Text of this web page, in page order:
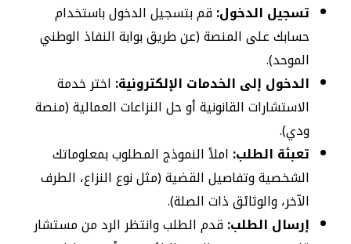
تسجيل الدخول:قم بتسجيل الدخول باستخدام
حسابك على المنصة (عن طريق بوابة النفاذ الوطني
الموحد).
الدخول إلى الخدمات الإلكترونية: اختر خدمة
الاستشارات القانونية أو حل النزاعات العمالية (منصة
ودي).
تعبئة الطلب: املأ النموذج المطلوب بمعلوماتك
الشخصية وتفاصيل القضية (مثل نوع النزاع، الطرف
الآخر، والوثائق ذات الصلة).
إرسال الطلب:قدم الطلب وانتظر الرد من مستشار